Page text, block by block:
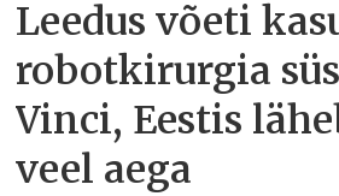
Leedus võeti
robotkirurgia
Vinci, Eestis
veel aega